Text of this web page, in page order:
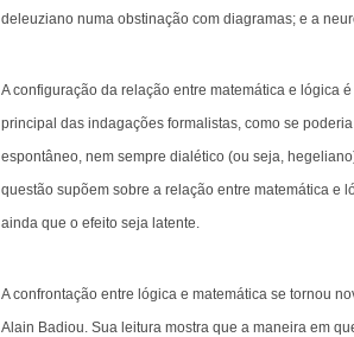
deleuziano numa obstinação com diagramas; e a
A configuração da relação entre matemática e lógica
principal das indagações formalistas, como se
espontâneo, nem sempre dialético (ou seja,
questão supõem sobre a relação entre matemática e
ainda que o efeito seja latente.
A confrontação entre lógica e matemática se tornou
Alain Badiou. Sua leitura mostra que a maneira em